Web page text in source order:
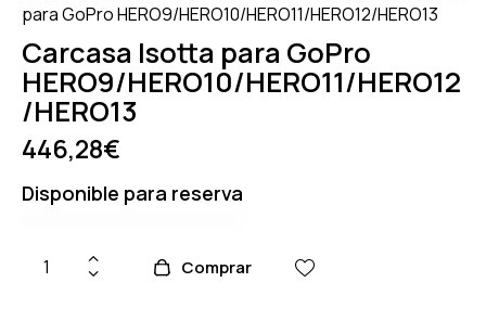
para GoPro HERO9/HERO10/HERO11/HERO12/HERO13
Carcasa Isotta para GoPro
HERO9/HERO10/HERO11/HERO12
/HERO13
446,28€
Disponible para reserva
Comprar